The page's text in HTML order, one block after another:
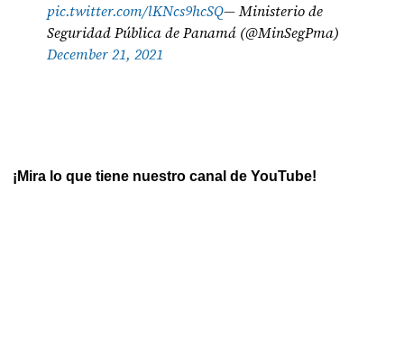
pic.twitter.com/lKNcs9hcSQ— Ministerio de
Seguridad Pública de Panamá (@MinSegPma)
December 21, 2021
¡Mira lo que tiene nuestro canal de YouTube!